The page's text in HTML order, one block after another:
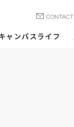
CONTACT
ャンパスライフ